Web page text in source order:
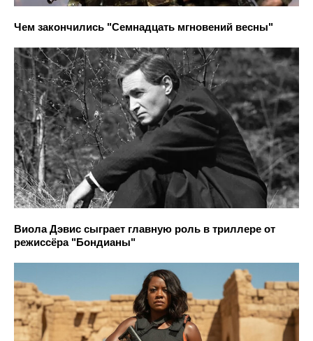
Чем закончились "Семнадцать мгновений весны"
Виола Дэвис сыграет главную роль в триллере от
режиссёра "Бондианы"